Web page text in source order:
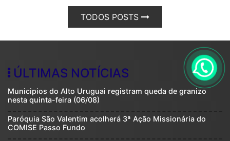
TODOS POSTS
ÚLTIMAS NOTÍCIAS
Municipios do Alto Uruguai registram queda de granizo
nesta quinta-feira (06/08)
Paróquia São Valentim acolherá 3ª Ação Missionária do
COMISE Passo Fundo